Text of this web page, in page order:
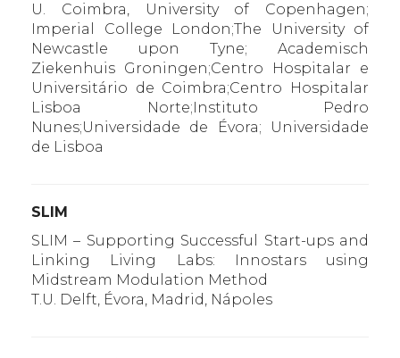
U. Coimbra, University of Copenhagen;
Imperial College London;The University of
Newcastle upon Tyne; Academisch
Ziekenhuis Groningen;Centro Hospitalar e
Universitário de Coimbra;Centro Hospitalar
Lisboa Norte;Instituto Pedro
Nunes;Universidade de Évora; Universidade
de Lisboa
SLIM
SLIM – Supporting Successful Start-ups and
Linking Living Labs: Innostars using
Midstream Modulation Method
T.U. Delft, Évora, Madrid, Nápoles